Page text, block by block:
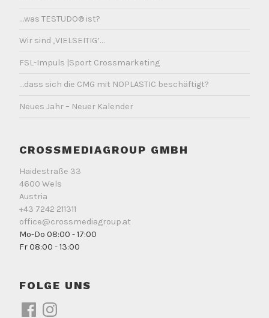
…was TESTUDO® ist?
Wir sind ‚VIELSEITIG’…
FSL-Impuls |Sport Crossmarketing
…dass sich die CMG mit NOPLASTIC beschäftigt?
Neues Jahr – Neuer Kalender
CROSSMEDIAGROUP GMBH
Haidestraße 33
4600 Wels
Austria
+43 7242 211311
office@crossmediagroup.at
Mo-Do 08:00 - 17:00
Fr 08:00 - 13:00
FOLGE UNS
FacebookInstagram